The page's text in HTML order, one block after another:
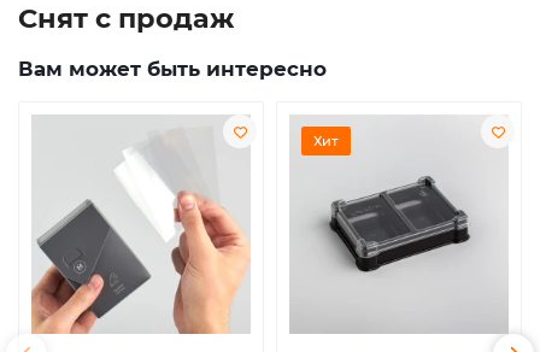
Снят с продаж
Вам может быть интересно
Хит